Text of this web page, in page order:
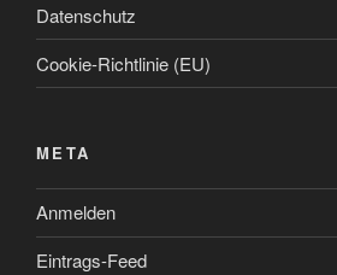
Datenschutz
Cookie-Richtlinie (EU)
META
Anmelden
Eintrags-Feed